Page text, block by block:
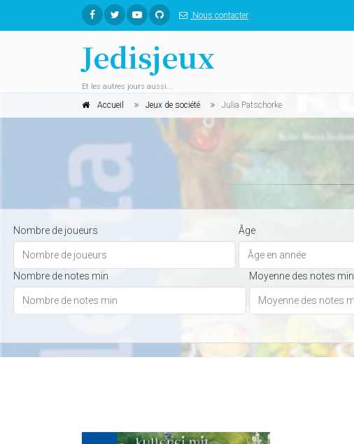
Nous contacter
Jedisjeux
Et les autres jours aussi...
Accueil Jeux de société Julia Patschorke
Nombre de joueurs Âge
Nombre de notes min Moyenne des notes min